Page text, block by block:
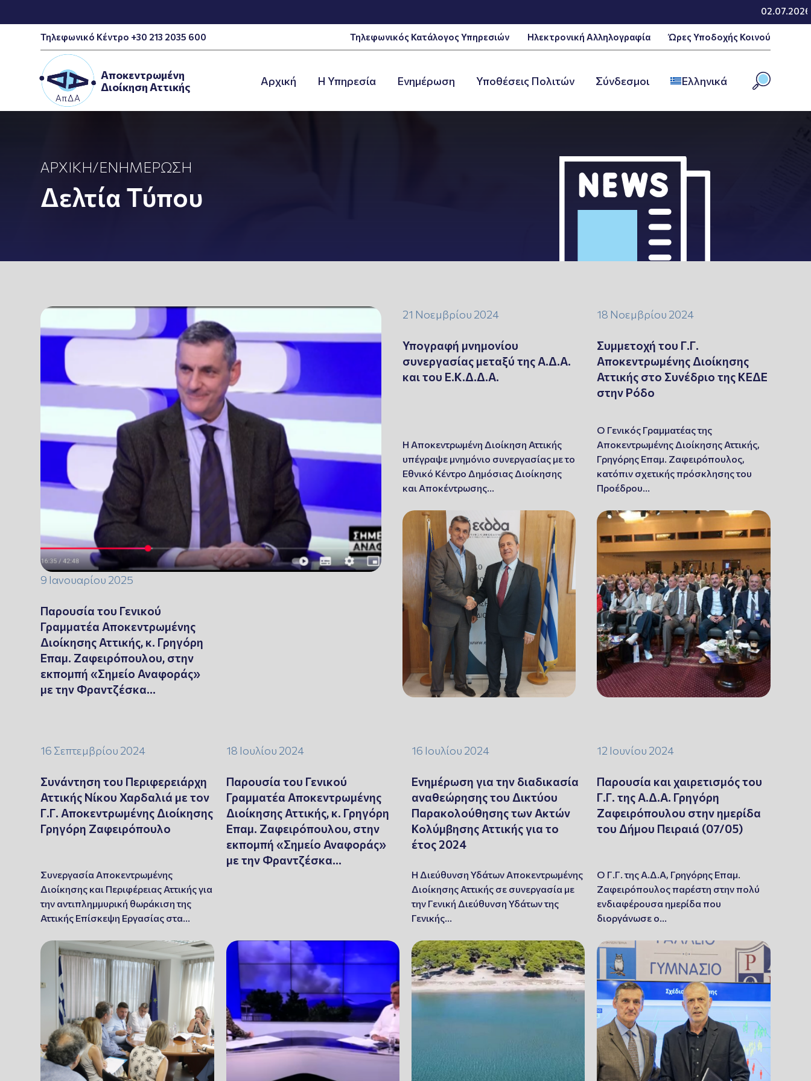
02.07.2026 -
Τηλεφωνικό Κέντρο +30 213 2035 600 Τηλεφωνικός Κατάλογος Υπηρεσιών Ηλεκτρονική Αλληλογραφία Ώρες Υποδοχής Κοινού
Αποκεντρωμένη
Διοίκηση Αττικής
Aρχική Η Υπηρεσία Ενημέρωση Υποθέσεις Πολιτών Σύνδεσμοι Ελληνικά
ΑΡΧΙΚΉ/ΕΝΗΜΈΡΩΣΗ
Δελτία Τύπου
9 Ιανουαρίου 2025
Παρουσία του Γενικού
Γραμματέα Αποκεντρωμένης
Διοίκησης Αττικής, κ. Γρηγόρη
Επαμ. Ζαφειρόπουλου, στην
εκπομπή «Σημείο Αναφοράς»
με την Φραντζέσκα…
Η Αποκεντρωμένη Διοίκηση Αττικής
υπέγραψε μνημόνιο συνεργασίας με το
Εθνικό Κέντρο Δημόσιας Διοίκησης
και Αποκέντρωσης…
21 Νοεμβρίου 2024
Υπογραφή μνημονίου
συνεργασίας μεταξύ της Α.Δ.Α.
και του Ε.Κ.Δ.Δ.Α.
Ο Γενικός Γραμματέας της
Αποκεντρωμένης Διοίκησης Αττικής,
Γρηγόρης Επαμ. Ζαφειρόπουλος,
κατόπιν σχετικής πρόσκλησης του
Προέδρου…
18 Νοεμβρίου 2024
Συμμετοχή του Γ.Γ.
Αποκεντρωμένης Διοίκησης
Αττικής στο Συνέδριο της ΚΕΔΕ
στην Ρόδο
Συνεργασία Αποκεντρωμένης
Διοίκησης και Περιφέρειας Αττικής για
την αντιπλημμυρική θωράκιση της
Αττικής Επίσκεψη Εργασίας στα…
16 Σεπτεμβρίου 2024
Συνάντηση του Περιφερειάρχη
Αττικής Νίκου Χαρδαλιά με τον
Γ.Γ. Αποκεντρωμένης Διοίκησης
Γρηγόρη Ζαφειρόπουλο
18 Ιουλίου 2024
Παρουσία του Γενικού
Γραμματέα Αποκεντρωμένης
Διοίκησης Αττικής, κ. Γρηγόρη
Επαμ. Ζαφειρόπουλου, στην
εκπομπή «Σημείο Αναφοράς»
με την Φραντζέσκα…
Η Διεύθυνση Υδάτων Αποκεντρωμένης
Διοίκησης Αττικής σε συνεργασία με
την Γενική Διεύθυνση Υδάτων της
Γενικής…
16 Ιουλίου 2024
Ενημέρωση για την διαδικασία
αναθεώρησης του Δικτύου
Παρακολούθησης των Ακτών
Κολύμβησης Αττικής για το
έτος 2024
Ο Γ.Γ. της Α.Δ.Α, Γρηγόρης Επαμ.
Ζαφειρόπουλος παρέστη στην πολύ
ενδιαφέρουσα ημερίδα που
διοργάνωσε ο…
12 Ιουνίου 2024
Παρουσία και χαιρετισμός του
Γ.Γ. της Α.Δ.Α. Γρηγόρη
Ζαφειρόπουλου στην ημερίδα
του Δήμου Πειραιά (07/05)